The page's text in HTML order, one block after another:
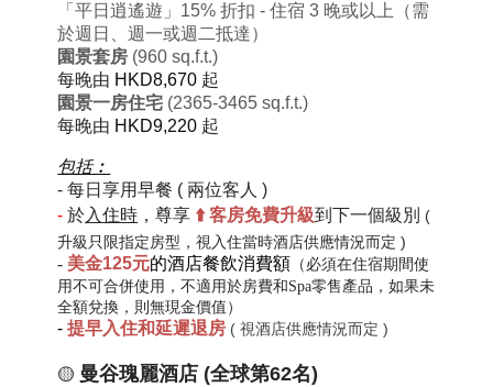
「平日逍遙遊」15% 折扣 - 住宿 3 晚或以上（需
於週日、週一或週二抵達）
園景套房 (960 sq.f.t.)
每晚由 HKD8,670 起
園景一房住宅 (2365-3465 sq.f.t.)
每晚由 HKD9,220 起
包括︰
-每日享用早餐 ( 兩位客人 )
-於入住時 ，尊享 ⬆️客房免費升級到下一個級別 (
升級只限指定房型，視入住當時酒店供應情況而定 )
- 美金125元的酒店餐飲消費額 （必須在住宿期間使
用不可合併使用，不適用於房費和 Spa零售產品 ，如果未
全額兌換，則無現金價值）
-提早入住和延遲退房 ( 視酒店供應情況而定 )
🟡 曼谷瑰麗酒店 (全球第62名)